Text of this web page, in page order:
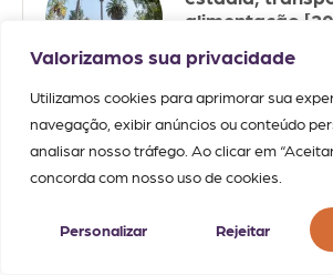
Valorizamos sua privacidade
Utilizamos cookies para aprimorar sua
navegação, exibir anúncios ou conteúdo
analisar nosso tráfego. Ao clicar em
concorda com nosso uso de cookies.
Personalizar Rejeitar
alimentação
comentário
CARTÕES POSTAIS
Your Feed
expired.